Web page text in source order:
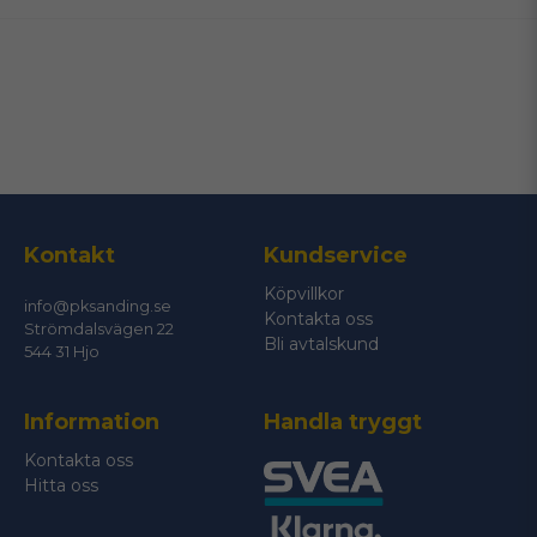
Ja, ni får publicera min fråga
Skicka fråga
Kontakt
info@pksanding.se
Strömdalsvägen 22
544 31 Hjo
Kundservice
Köpvillkor
Kontakta oss
Bli avtalskund
Information
Kontakta oss
Hitta oss
Handla tryggt